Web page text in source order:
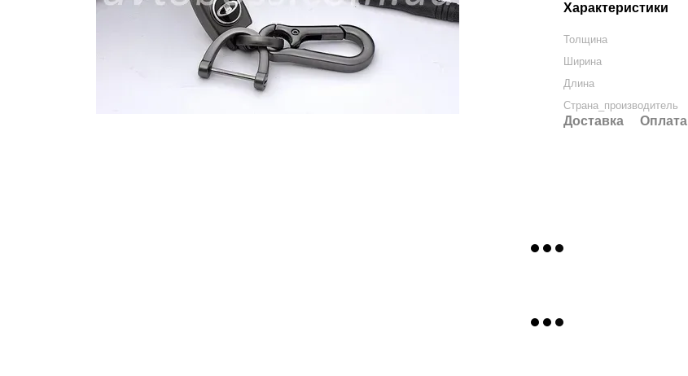
Характеристики
Толщина
Ширина
Длина
Страна_производитель
Доставка Оплата